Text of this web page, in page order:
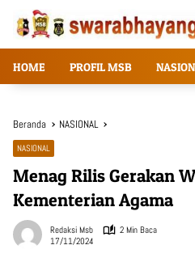
Langsung
konten
HOME PROFIL MSB
Beranda NASIONAL
NASIONAL
Menag Rilis Gerakan
Kementerian Agama
Redaksi Msb
2 Min Baca
17/11/2024